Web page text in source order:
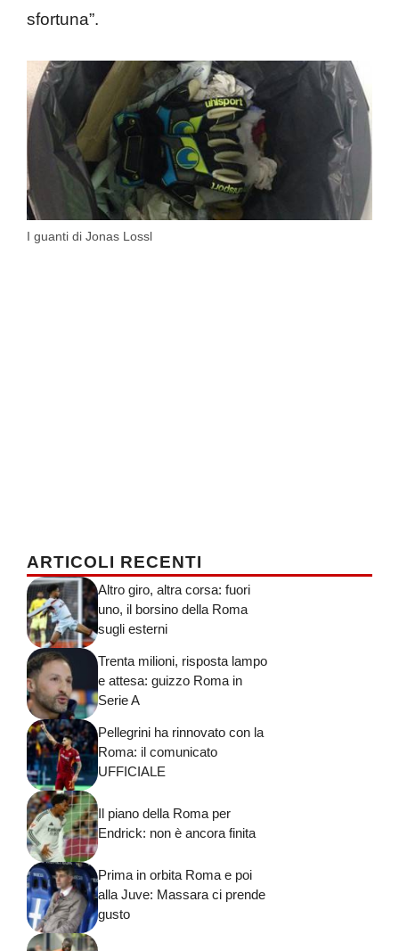
sfortuna”.
I guanti di Jonas Lossl
ARTICOLI RECENTI
Altro giro, altra corsa: fuori
uno, il borsino della Roma
sugli esterni
Trenta milioni, risposta lampo
e attesa: guizzo Roma in
Serie A
Pellegrini ha rinnovato con la
Roma: il comunicato
UFFICIALE
Il piano della Roma per
Endrick: non è ancora finita
Prima in orbita Roma e poi
alla Juve: Massara ci prende
gusto